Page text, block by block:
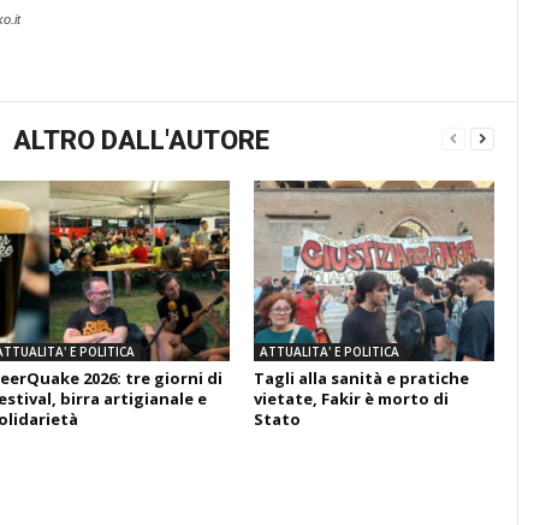
ALTRO DALL'AUTORE
E POLITICA
2026: tre giorni di
birra artigianale e
ATTUALITA' E POLITICA
Tagli alla sanità e pratiche
vietate, Fakir è morto di
Stato